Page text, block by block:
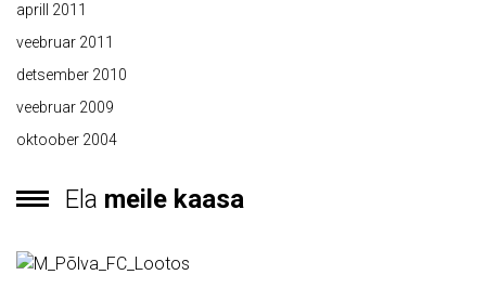
aprill 2011
veebruar 2011
detsember 2010
veebruar 2009
oktoober 2004
Ela meile kaasa